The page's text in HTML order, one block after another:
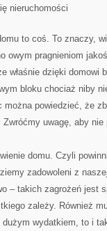
nieruchomości
to coś. To znaczy,
owym pragnieniom
właśnie dzięki domowi
bloku chociaż niby
powiedzieć, że
uwagę, aby nie
domu. Czyli
zadowoleni z
– takich zagrożeń jest
zależy. Również
dużym wydatkiem, to i